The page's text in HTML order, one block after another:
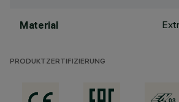
Material
PRODUKTZERTIFIZIERUNG